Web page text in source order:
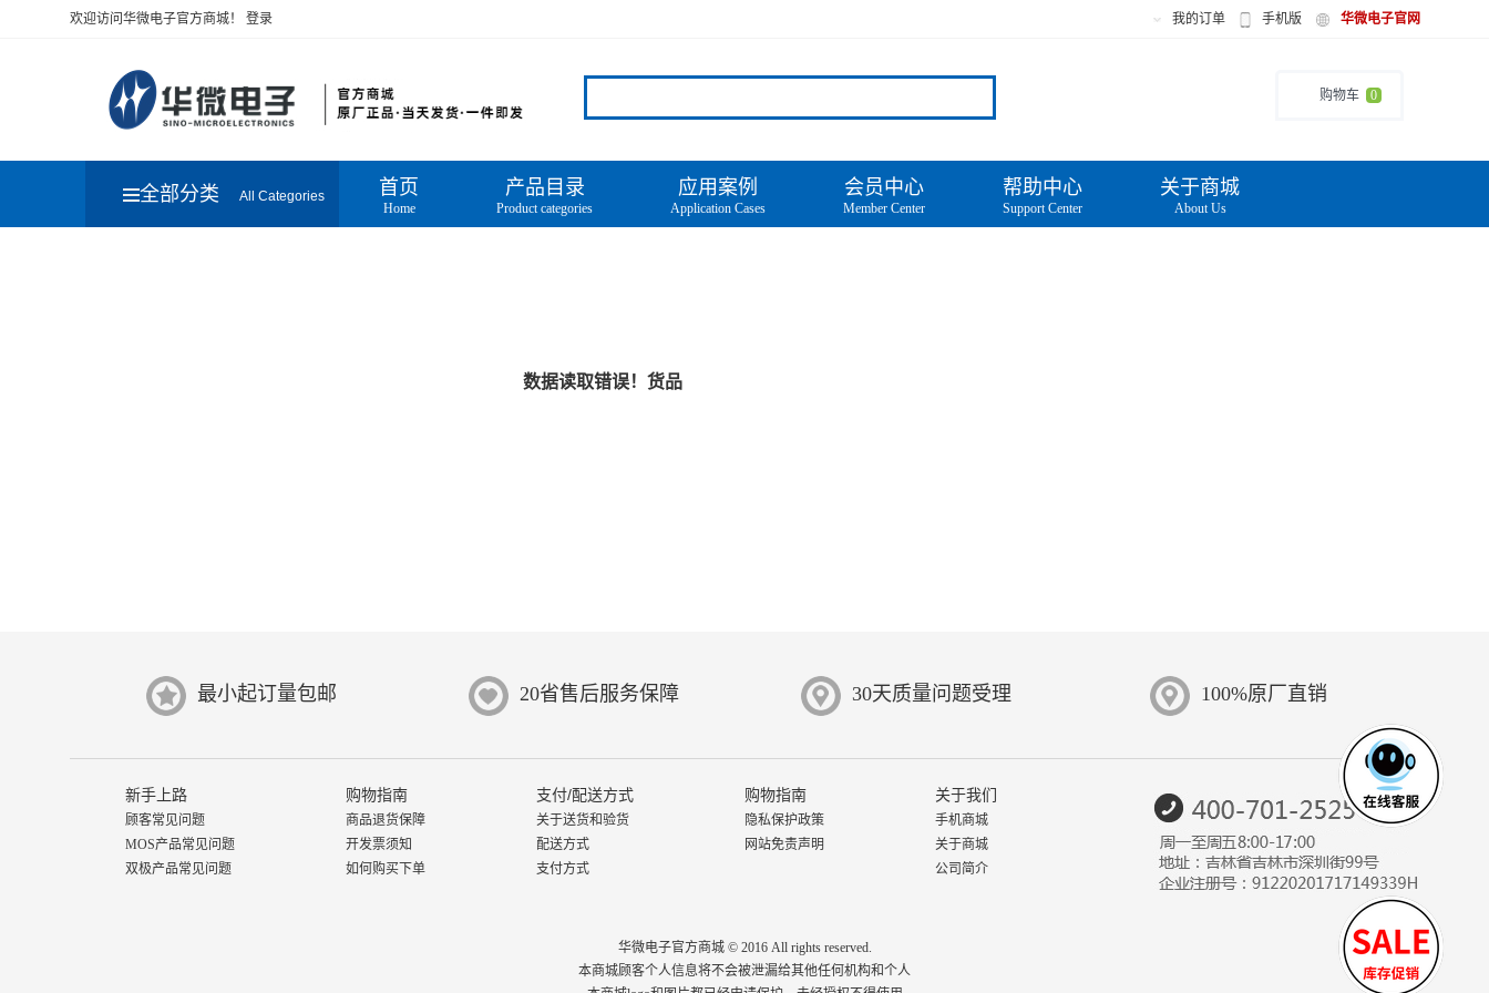
欢迎访问华微电子官方商城！ 登录 我的订单 手机版 华微电子官网
购物车 0
全部分类 All Categories 首页
Home
产品目录
Product categories
应用案例
Application Cases
会员中心
Member Center
帮助中心
Support Center
关于商城
About Us
数据读取错误！货品
最小起订量包邮 20省售后服务保障 30天质量问题受理 100%原厂直销
新手上路
顾客常见问题
MOS产品常见问题
双极产品常见问题
购物指南
商品退货保障
开发票须知
如何购买下单
支付/配送方式
关于送货和验货
配送方式
支付方式
购物指南
隐私保护政策
网站免责声明
关于我们
手机商城
关于商城
公司简介
华微电子官方商城 © 2016 All rights reserved.
本商城顾客个人信息将不会被泄漏给其他任何机构和个人